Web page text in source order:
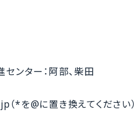
ンター：阿部、柴田
を@に置き換えてください）